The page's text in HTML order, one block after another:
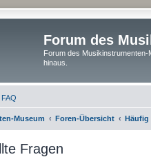
Forum des
Forum des
hinaus.
FAQ
Museum Foren-Übersicht Häufig
Fragen